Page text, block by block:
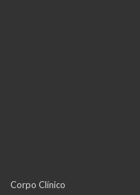
Corpo Clínico